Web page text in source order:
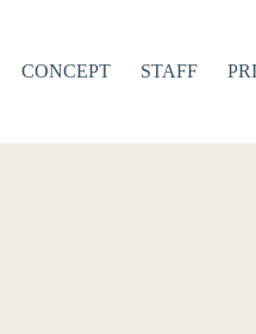
CONCEPT STAFF